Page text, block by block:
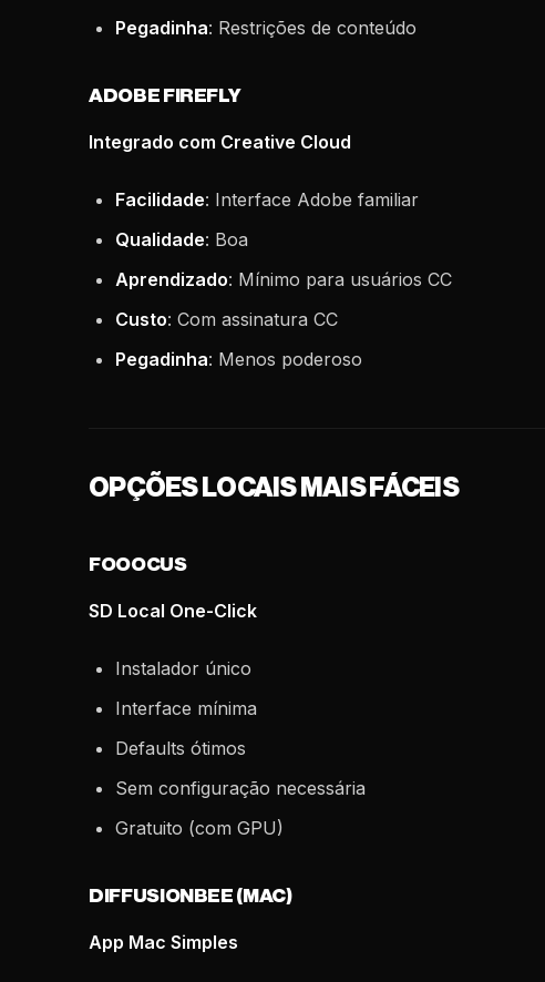
Pegadinha: Restrições de conteúdo
ADOBE FIREFLY
Integrado com Creative Cloud
Facilidade: Interface Adobe familiar
Qualidade: Boa
Aprendizado: Mínimo para usuários CC
Custo: Com assinatura CC
Pegadinha: Menos poderoso
OPÇÕES LOCAIS MAIS FÁCEIS
FOOOCUS
SD Local One-Click
Instalador único
Interface mínima
Defaults ótimos
Sem configuração necessária
Gratuito (com GPU)
DIFFUSIONBEE (MAC)
App Mac Simples